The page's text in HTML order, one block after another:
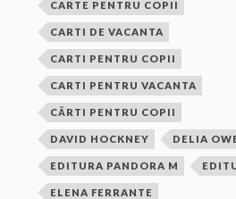
CARTE PENTRU COPII
CARTI DE VACANTA
CARTI PENTRU COPII
CARTI PENTRU VACANTA
CĂRTI PENTRU COPII
DAVID HOCKNEY DELIA
EDITURA PANDORA M
ELENA FERRANTE